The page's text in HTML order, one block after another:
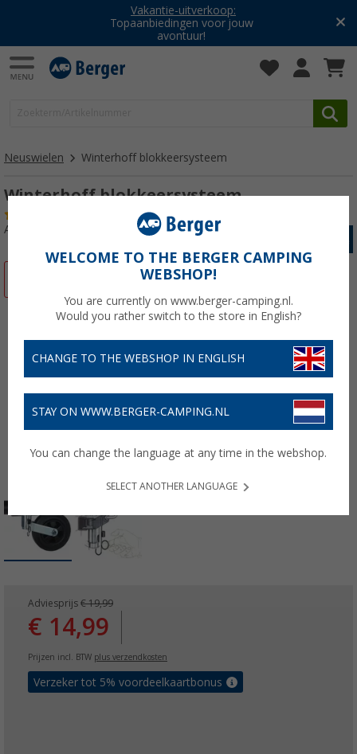
Vakantie-uitverkoop:
Topaanbiedingen voor jouw
avontuur!
Neuswielen Winterhoff blokkeersysteem
Winterhoff blokkeersysteem
Artikelnr: 149690
Adviesprijs € 19,99
€ 14,99
Prijzen incl. BTW plus verzendkosten
Verzeker tot 5% voordeelkaartbonus
WELCOME TO THE BERGER CAMPING
WEBSHOP!
You are currently on www.berger-camping.nl.
Would you rather switch to the store in English?
CHANGE TO THE WEBSHOP IN ENGLISH
STAY ON WWW.BERGER-CAMPING.NL
You can change the language at any time in the webshop.
SELECT ANOTHER LANGUAGE